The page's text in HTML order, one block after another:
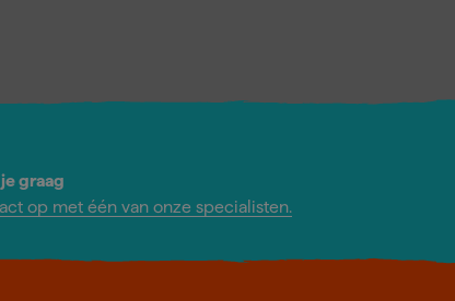
graag
op met één van onze specialisten.